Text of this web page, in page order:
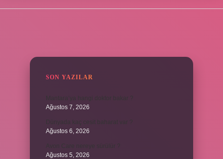
SON YAZILAR
Mantara’ya hangi doktor bakar ?
Ağustos 7, 2026
Dünyada kaç cesit baharat var ?
Ağustos 6, 2026
Ağustos 5, 2026